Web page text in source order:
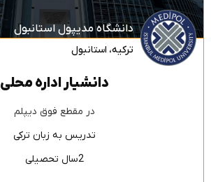
دانشگاه مدیپول استانبول
ترکیه، استانبول
دانشیار اداره محلی
در مقطع فوق دیپلم
تدریس به زبان ترکی
2سال تحصیلی